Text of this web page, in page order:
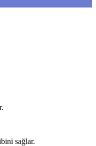
sağlar.